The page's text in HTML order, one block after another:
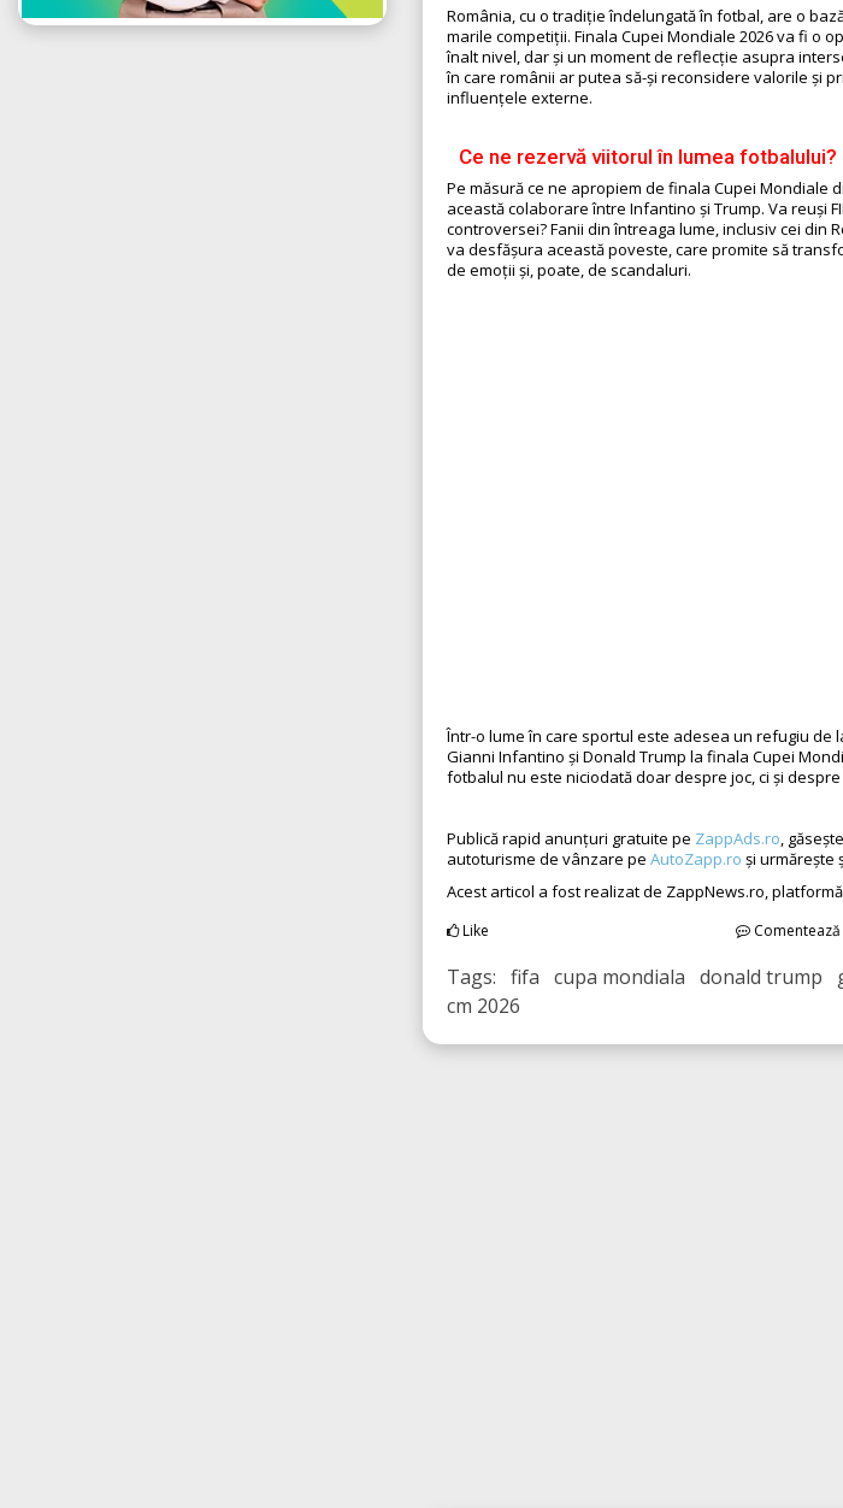
România, cu o tradiție îndelungată în fotbal, are o
marile competiții. Finala Cupei Mondiale 2026 va fi o
înalt nivel, dar și un moment de reflecție asupra
în care românii ar putea să-și reconsidere valorile și
influențele externe.
Ce ne rezervă viitorul în lumea fotbalului?
Pe măsură ce ne apropiem de finala Cupei Mondiale
această colaborare între Infantino și Trump. Va reuși
controversei? Fanii din întreaga lume, inclusiv cei din
va desfășura această poveste, care promite să
de emoții și, poate, de scandaluri.
Într-o lume în care sportul este adesea un refugiu de
Gianni Infantino și Donald Trump la finala Cupei
fotbalul nu este niciodată doar despre joc, ci și
Publică rapid anunțuri gratuite pe ZappAds.ro ,
autoturisme de vânzare pe AutoZapp.ro și urmărește
Acest articol a fost realizat de ZappNews.ro,
Like Comentează
Tags: fifa cupa mondiala donald trump
cm 2026